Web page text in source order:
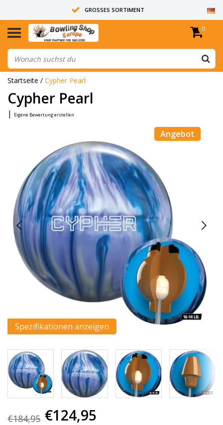
GROSSES SORTIMENT
14 TAGE RÜCKGABERECHT
ALLE BOWLINGKUGELN SIND UNGEBOHRT
0
Startseite / Cypher Pearl
Cypher Pearl
| Eigene Bewertung erstellen
Angebot
Spezifikationen anzeigen
€184,95 €124,95